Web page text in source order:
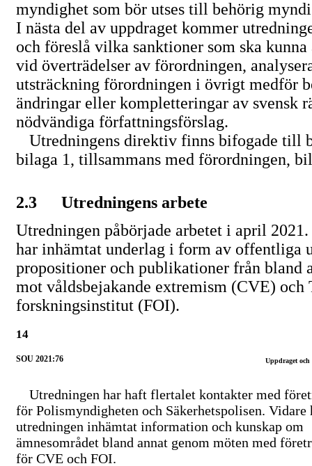
myndighet som bör utses till behörig
I nästa del av uppdraget kommer
och föreslå vilka sanktioner som ska kunna
vid överträdelser av förordningen,
utsträckning förordningen i övrigt medför
ändringar eller kompletteringar av svensk
nödvändiga författningsförslag.
Utredningens direktiv finns bifogade till
bilaga 1, tillsammans med förordningen,
2.3
Utredningens arbete
Utredningen påbörjade arbetet i april
har inhämtat underlag i form av offentliga
propositioner och publikationer från bland
mot våldsbejakande extremism (CVE) och
forskningsinstitut (FOI).
14
SOU 2021:76 Uppdraget och
Utredningen har haft flertalet kontakter med
för Polismyndigheten och Säkerhetspolisen. Vidare
utredningen inhämtat information och kunskap om
ämnesområdet bland annat genom möten med
för CVE och FOI.